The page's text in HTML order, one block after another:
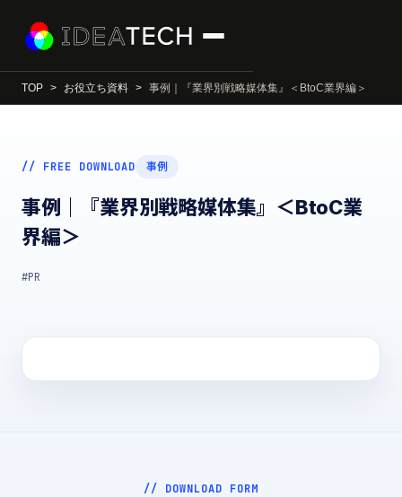
TOP お役立ち資料 事例｜『業界別戦略媒体集』＜BtoC業界編＞
// FREE DOWNLOAD 事例
事例｜『業界別戦略媒体集』＜BtoC業
界編＞
#PR
// DOWNLOAD FORM